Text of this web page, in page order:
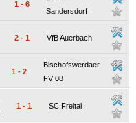
1 - 6
Sandersdorf
2 - 1 VfB Auerbach
1 - 2
Bischofswerdaer
FV 08
1 - 1 SC Freital